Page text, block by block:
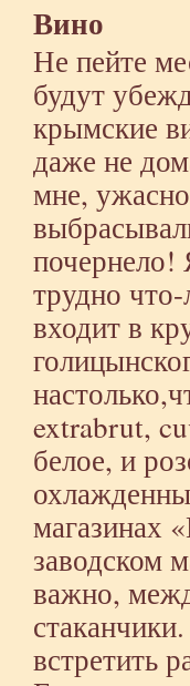
Вино
Не пейте
будут
крымские
даже не
мне,
почернело!
трудно
входит в
extrabrut,
белое, и
магазинах
заводском
важно,
встретить